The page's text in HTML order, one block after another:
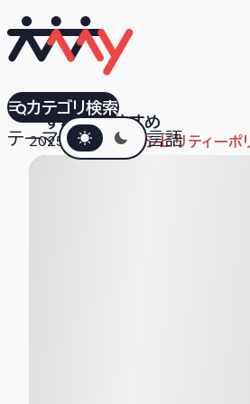
すべておすすめ
テーマダークモード言語
カテゴリ検索
Allbirds
2025.10.23 アクセシビリティーポ